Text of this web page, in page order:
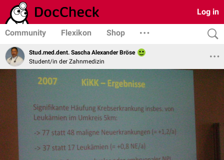
Log in
Community Flexikon Shop
Stud.med.dent. Sascha Alexander Bröse
Student/in der Zahnmedizin